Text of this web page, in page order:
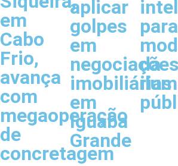
em
Cabo
Frio,
avança
com
megaoperação
de
concretagem
aplicar
golpes
em
negociações
imobiliárias
em
Iguaba
Grande
para
da